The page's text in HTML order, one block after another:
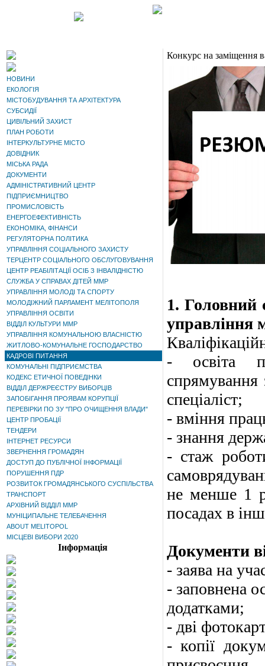
НОВИНИ
ЕКОЛОГІЯ
МІСТОБУДУВАННЯ ТА АРХІТЕКТУРА
СУБСИДІЇ
ЦИВІЛЬНИЙ ЗАХИСТ
ПЛАН РОБОТИ
ІНТЕРКУЛЬТУРНЕ МІСТО
ДОВІДНИК
МІСЬКА РАДА
ДОКУМЕНТИ
АДМІНІСТРАТИВНИЙ ЦЕНТР
ПІДПРИЄМНИЦТВО
ПРОМИСЛОВІСТЬ
ЕНЕРГОЕФЕКТИВНІСТЬ
ЕКОНОМІКА, ФІНАНСИ
РЕГУЛЯТОРНА ПОЛІТИКА
УПРАВЛІННЯ СОЦІАЛЬНОГО ЗАХИСТУ
ТЕРЦЕНТР СОЦІАЛЬНОГО ОБСЛУГОВУВАННЯ
ЦЕНТР РЕАБІЛІТАЦІЇ ОСІБ З ІНВАЛІДНІСТЮ
СЛУЖБА У СПРАВАХ ДІТЕЙ ММР
УПРАВЛІННЯ МОЛОДІ ТА СПОРТУ
МОЛОДІЖНИЙ ПАРЛАМЕНТ МЕЛІТОПОЛЯ
УПРАВЛІННЯ ОСВІТИ
ВІДДІЛ КУЛЬТУРИ ММР
УПРАВЛІННЯ КОМУНАЛЬНОЮ ВЛАСНІСТЮ
ЖИТЛОВО-КОМУНАЛЬНЕ ГОСПОДАРСТВО
КАДРОВІ ПИТАННЯ
КОМУНАЛЬНІ ПІДПРИЄМСТВА
КОДЕКС ЕТИЧНОЇ ПОВЕДІНКИ
ВІДДІЛ ДЕРЖРЕЄСТРУ ВИБОРЦІВ
ЗАПОБІГАННЯ ПРОЯВАМ КОРУПЦІЇ
ПЕРЕВІРКИ ПО ЗУ "ПРО ОЧИЩЕННЯ ВЛАДИ"
ЦЕНТР ПРОБАЦІЇ
ТЕНДЕРИ
ІНТЕРНЕТ РЕСУРСИ
ЗВЕРНЕННЯ ГРОМАДЯН
ДОСТУП ДО ПУБЛІЧНОЇ ІНФОРМАЦІЇ
ПОРУШЕННЯ ПДР
РОЗВИТОК ГРОМАДЯНСЬКОГО СУСПІЛЬСТВА
ТРАНСПОРТ
АРХІВНИЙ ВІДДІЛ ММР
МУНІЦИПАЛЬНЕ ТЕЛЕБАЧЕННЯ
ABOUT MELITOPOL
МІСЦЕВІ ВИБОРИ 2020
Інформація
Конкурс на заміщення
1. Головний
управління
- освіта
спрямування
спеціаліст;
- вміння
- знання
- стаж
не менше 1
посадах в
Документи
- заява на
- заповнена
додатками;
- дві
- копії